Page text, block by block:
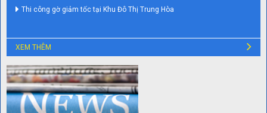
Thi công gờ giảm tốc tại Khu Đô Thị Trung Hòa
XEM THÊM